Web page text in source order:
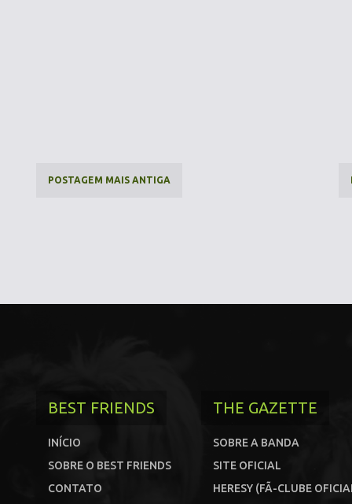
POSTAGEM MAIS ANTIGA
BEST FRIENDS
INÍCIO
SOBRE O BEST FRIENDS
CONTATO
THE GAZETTE
SOBRE A BANDA
SITE OFICIAL
HERESY (FÃ-CLUBE